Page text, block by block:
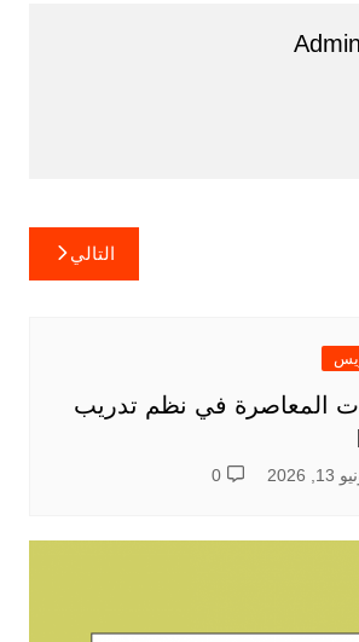
Admin
التالي
المعاصرة في نظم تدريب
2026
0